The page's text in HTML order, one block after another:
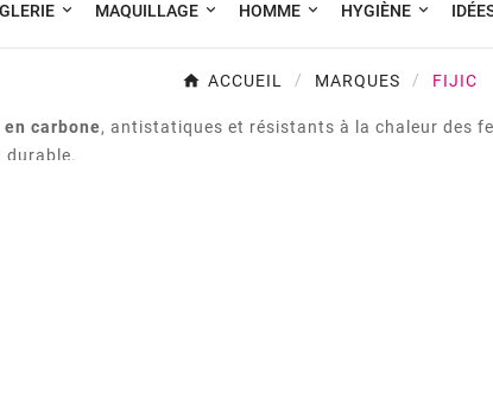
MAQUILLAGE HOMME HYGIÈNE
ACCUEIL MARQUES FIJIC
carbone, antistatiques et résistants à la chaleur des
durable.